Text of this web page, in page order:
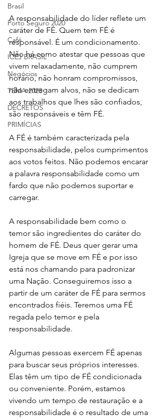
Brasil
Porto Seguro 2020
Café
ICEJ BRASIL
Negócios
TEMA 2023
DECRETOS
PRIMÍCIAS
A responsabilidade do líder reflete um
caráter de FÉ. Quem tem FÉ é
responsável. É um condicionamento.
Não há como atestar que pessoas que
vivem relaxadamente, não cumprem
horário, não honram compromissos,
não entregam alvos, não se dedicam
aos trabalhos que lhes são confiados,
são responsáveis e têm FÉ.
A FÉ é também caracterizada pela
responsabilidade, pelos cumprimentos
aos votos feitos. Não podemos encarar
a palavra responsabilidade como um
fardo que não podemos suportar e
carregar.
A responsabilidade bem como o
temor são ingredientes do caráter do
homem de FÉ. Deus quer gerar uma
Igreja que se move em FÉ e por isso
está nos chamando para padronizar
uma Nação. Conseguiremos isso a
partir de um caráter de FÉ para sermos
encontrados fiéis. Teremos uma FÉ
regada pelo temor e pela
responsabilidade.
Algumas pessoas exercem FÉ apenas
para buscar seus próprios interesses.
Elas têm um tipo de FÉ condicionada
ou conveniente. Porém, estamos
vivendo um tempo de restauração e a
responsabilidade é o resultado de uma